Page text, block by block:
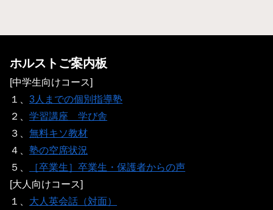
ホルストご案内板
[中学生向けコース]
１、 3人までの個別指導塾
２、 学習講座 学び舎
３、 無料キソ教材
４、 塾の空席状況
５、
［卒業生］卒業生・保護者からの声
[大人向けコース]
１、 大人英会話（対面）